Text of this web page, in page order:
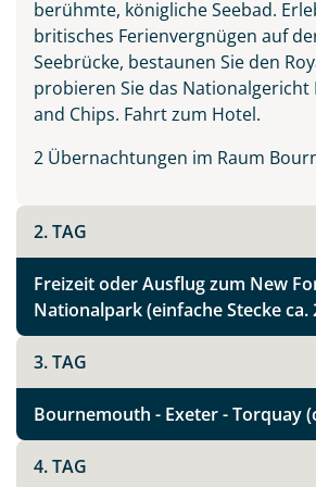
Südengland & Cornwall
Facebook
WhatsApp
Telegram
per E-Mail senden
berühmte, königliche Seebad.
britisches Ferienvergnügen auf
Seebrücke, bestaunen Sie den
probieren Sie das Nationalgericht
and Chips. Fahrt zum Hotel.
2 Übernachtungen im Raum
2. TAG
Freizeit oder Ausflug zum New
Nationalpark (einfache Stecke ca.
3. TAG
Bournemouth - Exeter - Torquay
4. TAG